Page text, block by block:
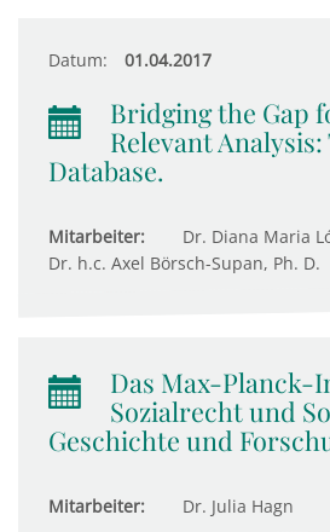
Datum: 01.04.2017
Bridging the Gap
Relevant Analysis:
Database.
Mitarbeiter:
Dr. Diana Maria
Dr. h.c. Axel Börsch-Supan, Ph. D.
Das Max-
Sozialrecht und
Geschichte und
Mitarbeiter: Dr. Julia Hagn